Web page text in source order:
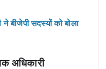
बीजेपी सदस्यों को बोला
अधिकारी